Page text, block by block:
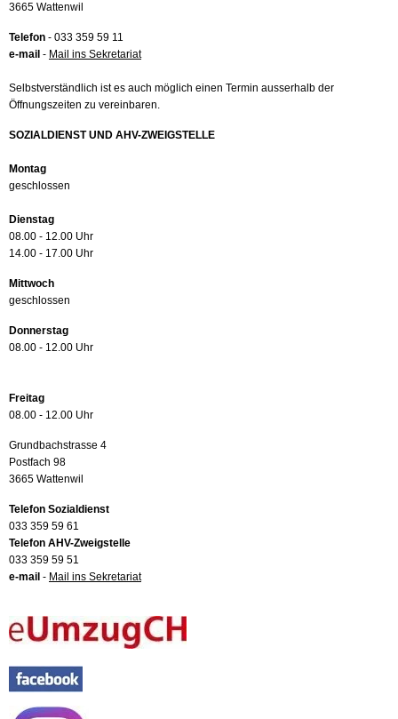
3665 Wattenwil
Telefon - 033 359 59 11
e-mail - Mail ins Sekretariat
Selbstverständlich ist es auch möglich einen Termin ausserhalb der
Öffnungszeiten zu vereinbaren.
SOZIALDIENST UND AHV-ZWEIGSTELLE
Montag
geschlossen
Dienstag
08.00 - 12.00 Uhr
14.00 - 17.00 Uhr
Mittwoch
geschlossen
Donnerstag
08.00 - 12.00 Uhr
Freitag
08.00 - 12.00 Uhr
Grundbachstrasse 4
Postfach 98
3665 Wattenwil
Telefon Sozialdienst
033 359 59 61
Telefon AHV-Zweigstelle
033 359 59 51
e-mail - Mail ins Sekretariat